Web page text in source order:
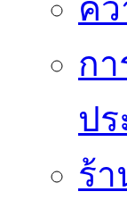
ค
ก
ป
ร้